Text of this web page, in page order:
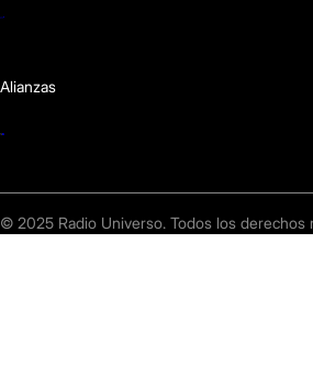
Alianzas
© 2025 Radio Universo. Todos los derechos